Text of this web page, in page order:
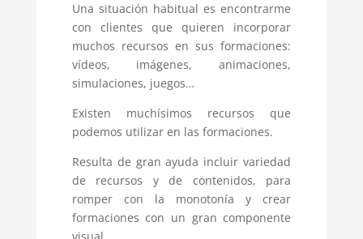
Una situación habitual es encontrarme
con clientes que quieren incorporar
muchos recursos en sus formaciones:
vídeos, imágenes, animaciones,
simulaciones, juegos…
Existen muchísimos recursos que
podemos utilizar en las formaciones.
Resulta de gran ayuda incluir variedad
de recursos y de contenidos, para
romper con la monotonía y crear
formaciones con un gran componente